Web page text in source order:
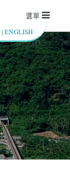
|ENGLISH
選單